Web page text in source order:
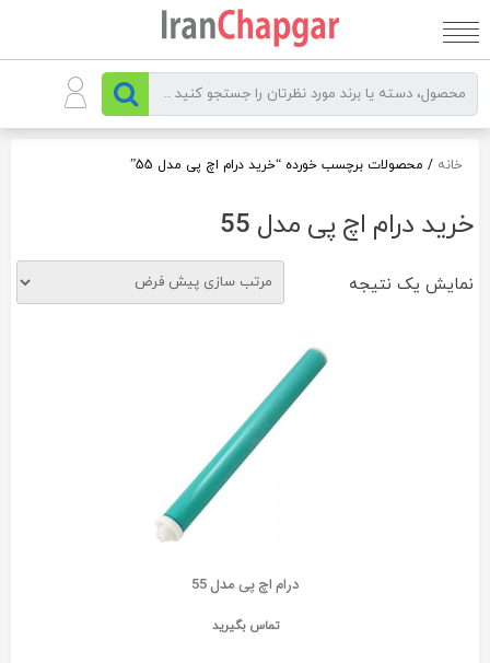
به
خانه / محصولات برچسب خورده “خرید درام اچ پی مدل 55”
خرید درام اچ پی مدل 55
نمایش یک نتیجه
درام اچ پی مدل 55
تماس بگیرید